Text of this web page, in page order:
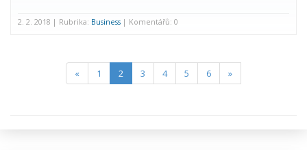
2. 2. 2018 | Rubrika: Business | Komentářů: 0
« 1 2 (current)
3 4 5 6 »